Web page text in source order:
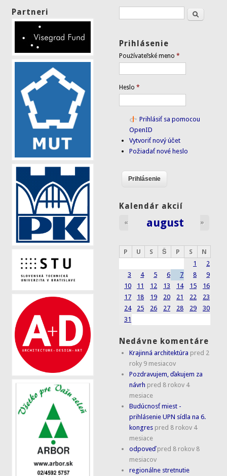
Partneri Vyhľadávanie
Hľadať
Prihlásenie
Používateľské meno*
Heslo*
Prihlásiť sa pomocou
OpenID
Vytvoriť nový účet
Požiadať nové heslo
Kalendár akcií
august
« »
P U S Š P S
N
1
2
3
4 5 6 7 8
9
10
11 12 13 14 15
16
17
18 19 20 21 22
23
24
25 26 27 28 29
30
31
Nedávne komentáre
Krajinná architektúra pred 2
roky 9 mesiacov
Pozdravujem, ďakujem za
návrh pred 8 rokov 4
mesiace
Budúcnosť miest -
prihlásenie UPN sídla na 6.
kongres pred 8 rokov 4
mesiace
odpoveď pred 8 rokov 8
mesiacov
regionálne stretnutie